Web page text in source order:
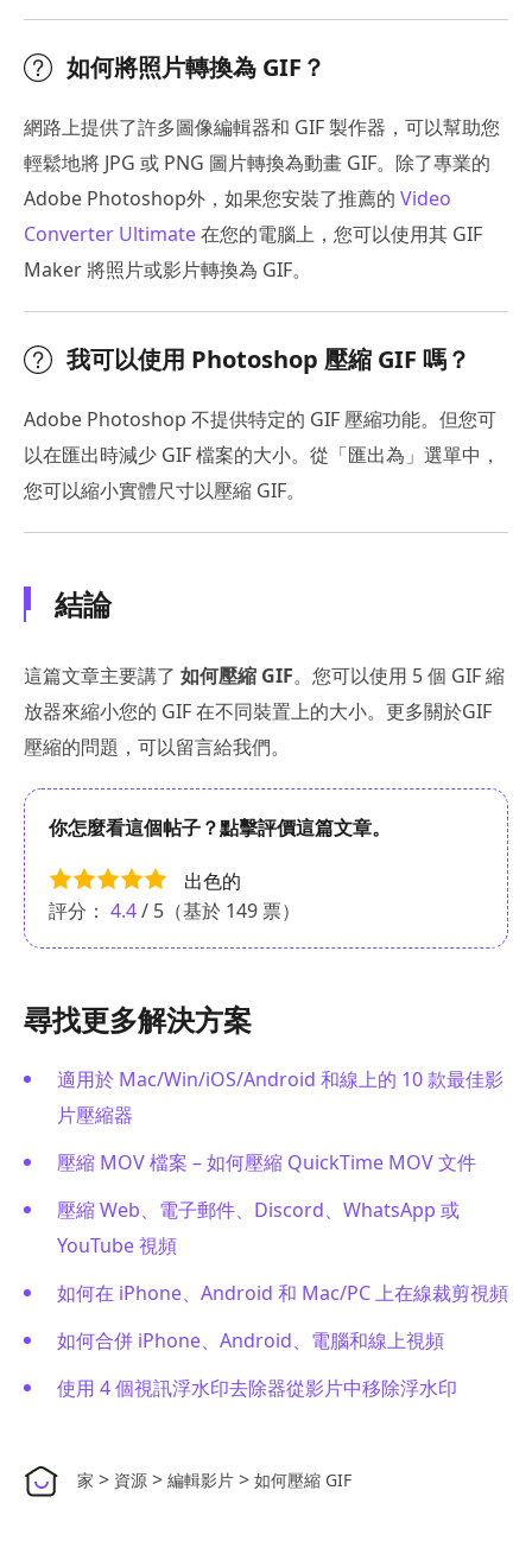
如何將照片轉換為 GIF？
網路上提供了許多圖像編輯器和 GIF 製作器，可以幫助您
輕鬆地將 JPG 或 PNG 圖片轉換為動畫 GIF。除了專業的
Adobe Photoshop外，如果您安裝了推薦的 Video
Converter Ultimate在您的電腦上，您可以使用其 GIF
Maker 將照片或影片轉換為 GIF。
我可以使用 Photoshop 壓縮 GIF 嗎？
Adobe Photoshop 不提供特定的 GIF 壓縮功能。但您可
以在匯出時減少 GIF 檔案的大小。從「匯出為」選單中，
您可以縮小實體尺寸以壓縮 GIF。
結論
這篇文章主要講了 如何壓縮 GIF。您可以使用 5 個 GIF 縮
放器來縮小您的 GIF 在不同裝置上的大小。更多關於GIF
壓縮的問題，可以留言給我們。
你怎麼看這個帖子？點擊評價這篇文章。
出色的
評分： 4.4/ 5（基於 149 票）
尋找更多解決方案
適用於 Mac/Win/iOS/Android 和線上的 10 款最佳影
片壓縮器
壓縮 MOV 檔案 – 如何壓縮 QuickTime MOV 文件
壓縮 Web、電子郵件、Discord、WhatsApp 或
YouTube 視頻
如何在 iPhone、Android 和 Mac/PC 上在線裁剪視頻
如何合併 iPhone、Android、電腦和線上視頻
使用 4 個視訊浮水印去除器從影片中移除浮水印
家 > 資源 > 編輯影片 > 如何壓縮 GIF